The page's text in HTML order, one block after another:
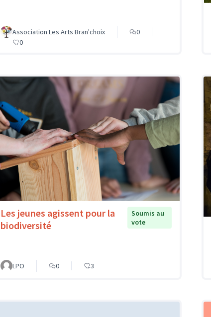
Association Les Arts Bran'choix
0
0
Les jeunes agissent pour la
biodiversité
Soumis au
vote
LPO 0 3